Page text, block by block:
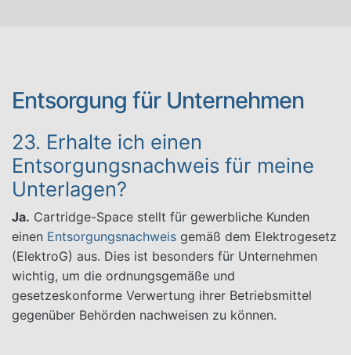
Entsorgung für Unternehmen
23. Erhalte ich einen
Entsorgungsnachweis für meine
Unterlagen?
Ja. Cartridge-Space stellt für gewerbliche Kunden
einen Entsorgungsnachweis gemäß dem Elektrogesetz
(ElektroG) aus. Dies ist besonders für Unternehmen
wichtig, um die ordnungsgemäße und
gesetzeskonforme Verwertung ihrer Betriebsmittel
gegenüber Behörden nachweisen zu können.